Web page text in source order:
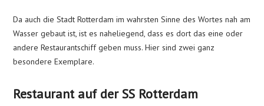
Da auch die Stadt Rotterdam im wahrsten Sinne des Wortes nah am
Wasser gebaut ist, ist es naheliegend, dass es dort das eine oder
andere Restaurantschiff geben muss. Hier sind zwei ganz
besondere Exemplare.
Restaurant auf der SS Rotterdam